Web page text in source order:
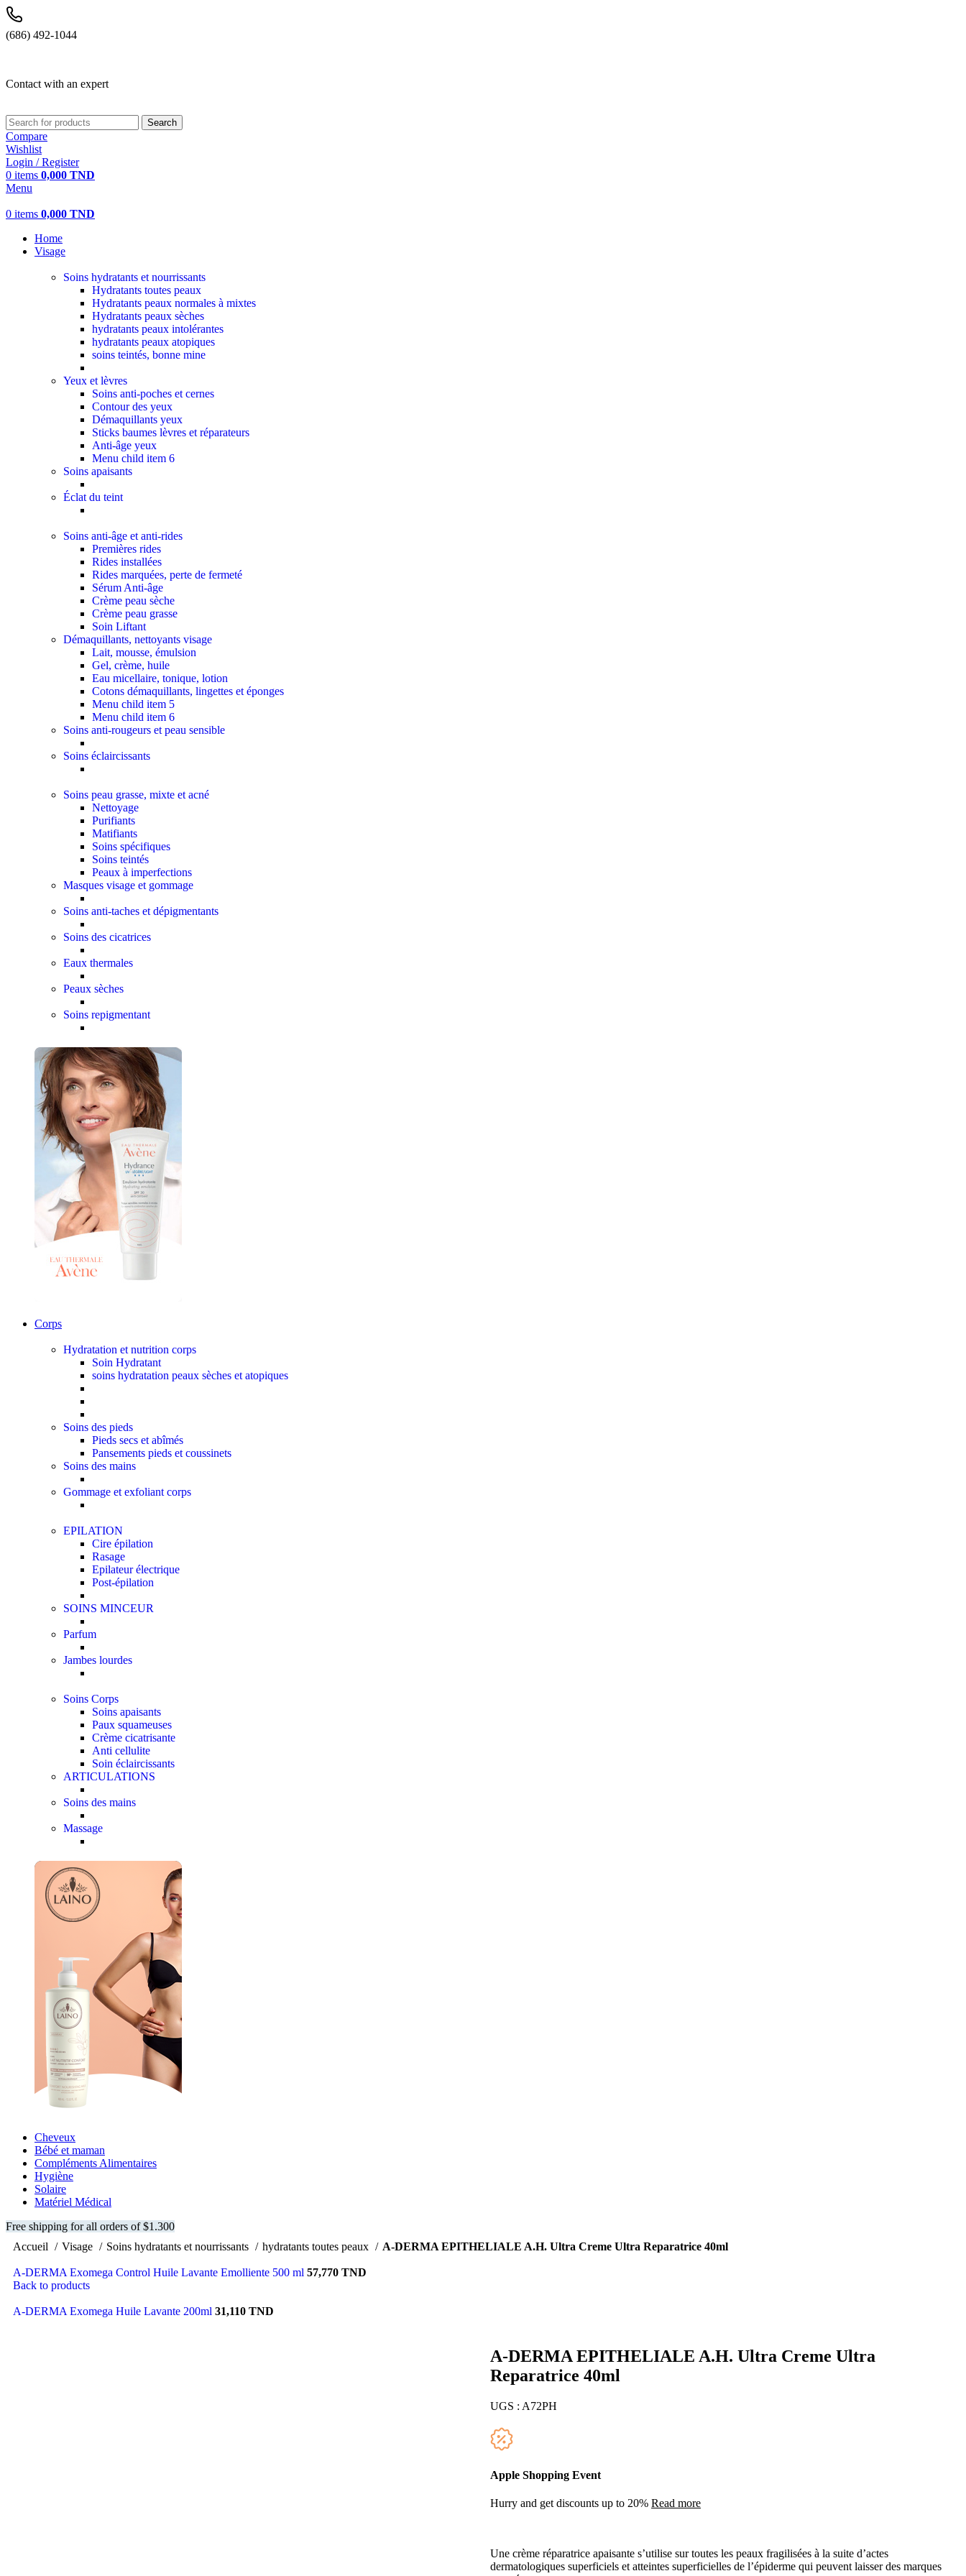
(686) 492-1044
Contact with an expert
Search
Compare
Wishlist
Login / Register
0 items 0,000 TND
Menu
0 items 0,000 TND
Home
Visage
Soins hydratants et nourrissants
Hydratants toutes peaux
Hydratants peaux normales à mixtes
Hydratants peaux sèches
hydratants peaux intolérantes
hydratants peaux atopiques
soins teintés, bonne mine
Yeux et lèvres
Soins anti-poches et cernes
Contour des yeux
Démaquillants yeux
Sticks baumes lèvres et réparateurs
Anti-âge yeux
Menu child item 6
Soins apaisants
Éclat du teint
Soins anti-âge et anti-rides
Premières rides
Rides installées
Rides marquées, perte de fermeté
Sérum Anti-âge
Crème peau sèche
Crème peau grasse
Soin Liftant
Démaquillants, nettoyants visage
Lait, mousse, émulsion
Gel, crème, huile
Eau micellaire, tonique, lotion
Cotons démaquillants, lingettes et éponges
Menu child item 5
Menu child item 6
Soins anti-rougeurs et peau sensible
Soins éclaircissants
Soins peau grasse, mixte et acné
Nettoyage
Purifiants
Matifiants
Soins spécifiques
Soins teintés
Peaux à imperfections
Masques visage et gommage
Soins anti-taches et dépigmentants
Soins des cicatrices
Eaux thermales
Peaux sèches
Soins repigmentant
Corps
Hydratation et nutrition corps
Soin Hydratant
soins hydratation peaux sèches et atopiques
Soins des pieds
Pieds secs et abîmés
Pansements pieds et coussinets
Soins des mains
Gommage et exfoliant corps
EPILATION
Cire épilation
Rasage
Epilateur électrique
Post-épilation
SOINS MINCEUR
Parfum
Jambes lourdes
Soins Corps
Soins apaisants
Paux squameuses
Crème cicatrisante
Anti cellulite
Soin éclaircissants
ARTICULATIONS
Soins des mains
Massage
Cheveux
Bébé et maman
Compléments Alimentaires
Hygiène
Solaire
Matériel Médical
Free shipping for all orders of $1.300
Accueil
Visage Soins hydratants et nourrissants hydratants toutes peaux A-DERMA EPITHELIALE A.H. Ultra Creme Ultra Reparatrice 40ml
A-DERMA Exomega Control Huile Lavante Emolliente 500 ml 57,770 TND
Back to products
A-DERMA Exomega Huile Lavante 200ml 31,110 TND
A-DERMA EPITHELIALE A.H. Ultra Creme Ultra
Reparatrice 40ml
UGS : A72PH
Apple Shopping Event
Hurry and get discounts up to 20% Read more
Une crème réparatrice apaisante s’utilise sur toutes les peaux fragilisées à la suite d’actes
dermatologiques superficiels et atteintes superficielles de l’épiderme qui peuvent laisser des marques